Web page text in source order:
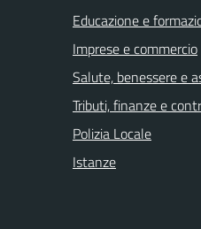
Educazione e
Imprese e commercio
Salute, benessere e
Tributi, finanze e
Polizia Locale
Istanze